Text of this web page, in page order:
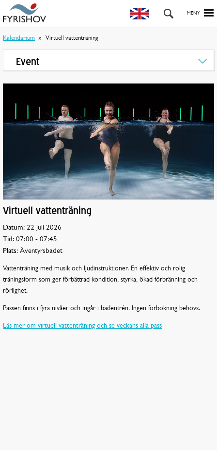
Kalendarium Virtuell vattenträning
Event
Virtuell vattenträning
Datum: 22 juli 2026
Tid: 07:00 - 07:45
Plats: Äventyrsbadet
Vattenträning med musik och ljudinstruktioner. En effektiv och rolig
träningsform som ger förbättrad kondition, styrka, ökad förbränning och
rörlighet.
Passen finns i fyra nivåer och ingår i badentrén. Ingen förbokning behövs.
Läs mer om virtuell vattenträning och se veckans alla pass